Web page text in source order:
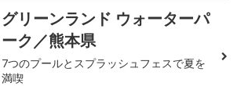
グリーンランド ウォーターパ
ーク／熊本県
7つのプールとスプラッシュフェスで夏を
満喫